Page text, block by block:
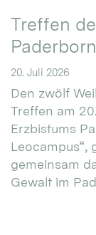
Treffen
20. Juli 2026
Den zwölf
Treffen am
Erzbistums
Leocampus“,
gemeinsam
Gewalt im